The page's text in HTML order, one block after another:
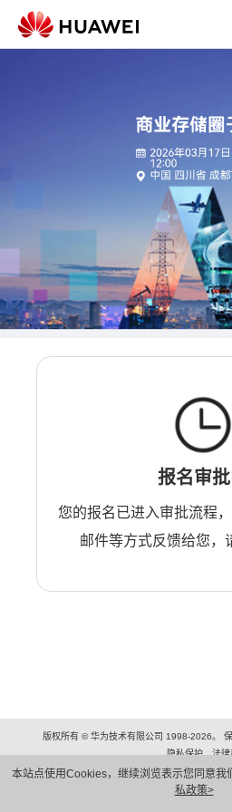
本站点使用Cookies，继续浏览表示您同意我
私政策>
报名审
您的报名已进入审批流程
邮件等方式反馈给您，
版权所有 © 华为技术有限公司 1998-2026。
隐私保护
法律